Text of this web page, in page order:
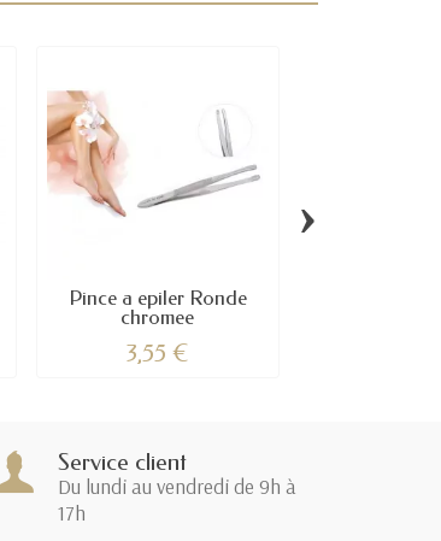
Pince a epiler Ronde
chromee
3,55 €
›
Service client
Du lundi au vendredi de 9h à
17h